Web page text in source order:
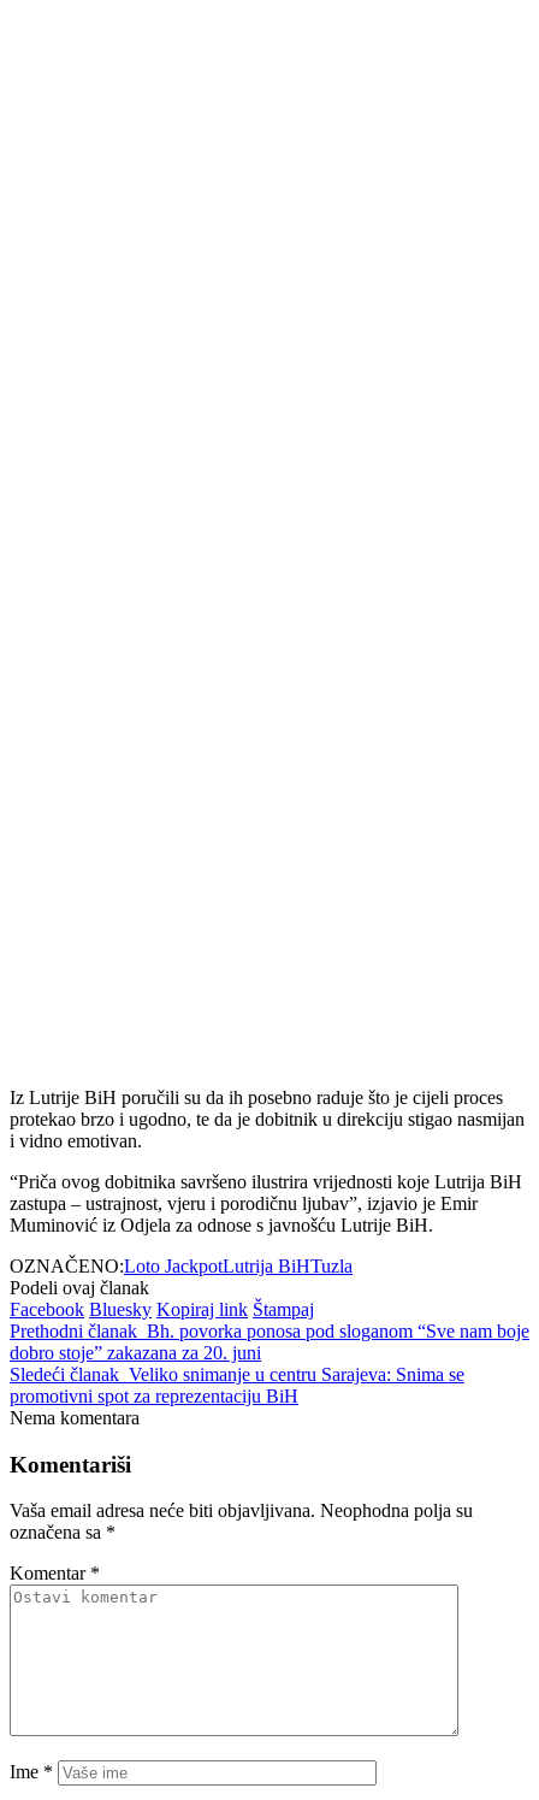
Iz Lutrije BiH poručili su da ih posebno raduje što je cijeli proces
protekao brzo i ugodno, te da je dobitnik u direkciju stigao nasmijan
i vidno emotivan.
“Priča ovog dobitnika savršeno ilustrira vrijednosti koje Lutrija BiH
zastupa – ustrajnost, vjeru i porodičnu ljubav”, izjavio je Emir
Muminović iz Odjela za odnose s javnošću Lutrije BiH.
OZNAČENO:Loto JackpotLutrija BiHTuzla
Podeli ovaj članak
Facebook Bluesky Kopiraj link Štampaj
Prethodni članak Bh. povorka ponosa pod sloganom “Sve nam boje
dobro stoje” zakazana za 20. juni
Sledeći članak Veliko snimanje u centru Sarajeva: Snima se
promotivni spot za reprezentaciju BiH
Nema komentara
Komentariši
Vaša email adresa neće biti objavljivana. Neophodna polja su
označena sa *
Komentar *
Ime *